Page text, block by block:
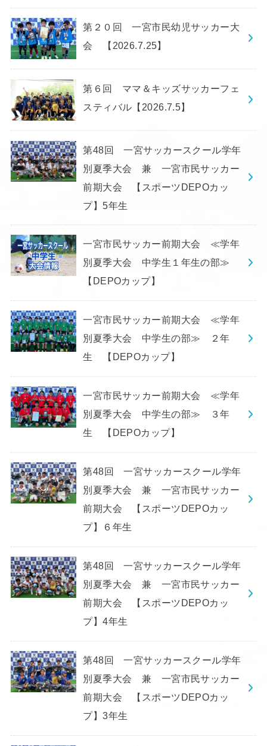
第２０回 一宮市民幼児サッカー大
会 【2026.7.25】
第６回 ママ＆キッズサッカーフェ
スティバル【2026.7.5】
第48回 一宮サッカースクール学年
別夏季大会 兼 一宮市民サッカー
前期大会 【スポーツDEPOカッ
プ】5年生
一宮市民サッカー前期大会 ≪学年
別夏季大会 中学生１年生の部≫
【DEPOカップ】
一宮市民サッカー前期大会 ≪学年
別夏季大会 中学生の部≫ ２年
生 【DEPOカップ】
一宮市民サッカー前期大会 ≪学年
別夏季大会 中学生の部≫ ３年
生 【DEPOカップ】
第48回 一宮サッカースクール学年
別夏季大会 兼 一宮市民サッカー
前期大会 【スポーツDEPOカッ
プ】６年生
第48回 一宮サッカースクール学年
別夏季大会 兼 一宮市民サッカー
前期大会 【スポーツDEPOカッ
プ】4年生
第48回 一宮サッカースクール学年
別夏季大会 兼 一宮市民サッカー
前期大会 【スポーツDEPOカッ
プ】3年生